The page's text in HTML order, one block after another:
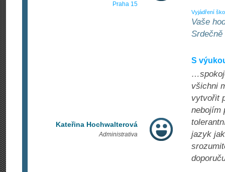
Praha 15
Vyjádření
Vaše
Srdečně
Kateřina Hochwalterová
Administrativa
S
všichni
vytvořit
nebojím
jazyk